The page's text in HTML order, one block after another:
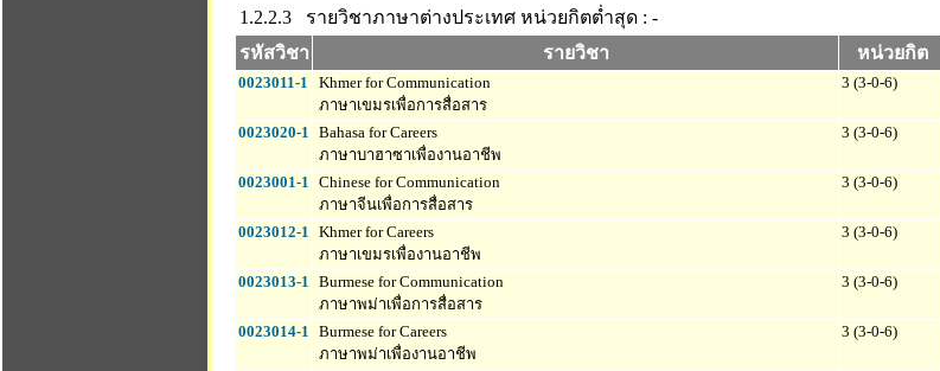
1.2.2.3 รายวิชาภาษาต่างประเทศ หน่วยกิตต่ำสุด : -
รหัสวิชา
รายวิชา หน่วยกิต
0023011-1
Khmer for Communication
ภาษาเขมรเพื่อการสื่อสาร
3 (3-0-6)
0023020-1 Bahasa for Careers
ภาษาบาฮาซาเพื่องานอาชีพ
3 (3-0-6)
0023001-1 Chinese for Communication
ภาษาจีนเพื่อการสื่อสาร
3 (3-0-6)
0023012-1 Khmer for Careers
ภาษาเขมรเพื่องานอาชีพ
3 (3-0-6)
0023013-1 Burmese for Communication
ภาษาพม่าเพื่อการสื่อสาร
3 (3-0-6)
0023014-1 Burmese for Careers
ภาษาพม่าเพื่องานอาชีพ
3 (3-0-6)